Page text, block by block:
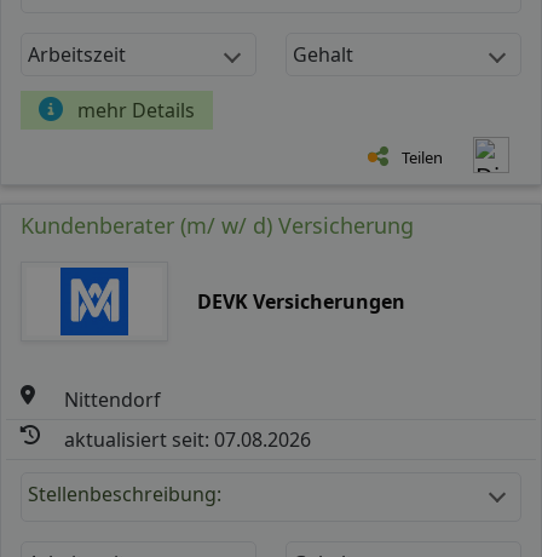
Arbeitszeit Gehalt
mehr Details
Teilen
Kundenberater (m/ w/ d) Versicherung
DEVK Versicherungen
Nittendorf
aktualisiert seit: 07.08.2026
Stellenbeschreibung: